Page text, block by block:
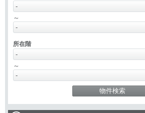
～
所在階
～